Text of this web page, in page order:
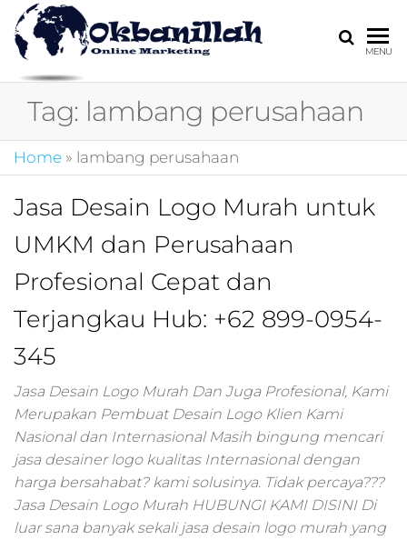
HARGA
MIRING
4.0,jasa digital
kotler,performance
marketing,kotler
digital,marketing
digital social
pemasaran
smm,media
digital,jasa digital
marketing
terbaik,marketing
online offline,jasa
digital marketing
MENU
Tag: lambang perusahaan
Home » lambang perusahaan
Jasa Desain Logo Murah untuk
UMKM dan Perusahaan
Profesional Cepat dan
Terjangkau Hub: +62 899-0954-
345
Jasa Desain Logo Murah Dan Juga Profesional, Kami
Merupakan Pembuat Desain Logo Klien Kami
Nasional dan Internasional Masih bingung mencari
jasa desainer logo kualitas Internasional dengan
harga bersahabat? kami solusinya. Tidak percaya???
Jasa Desain Logo Murah HUBUNGI KAMI DISINI Di
luar sana banyak sekali jasa desain logo murah yang